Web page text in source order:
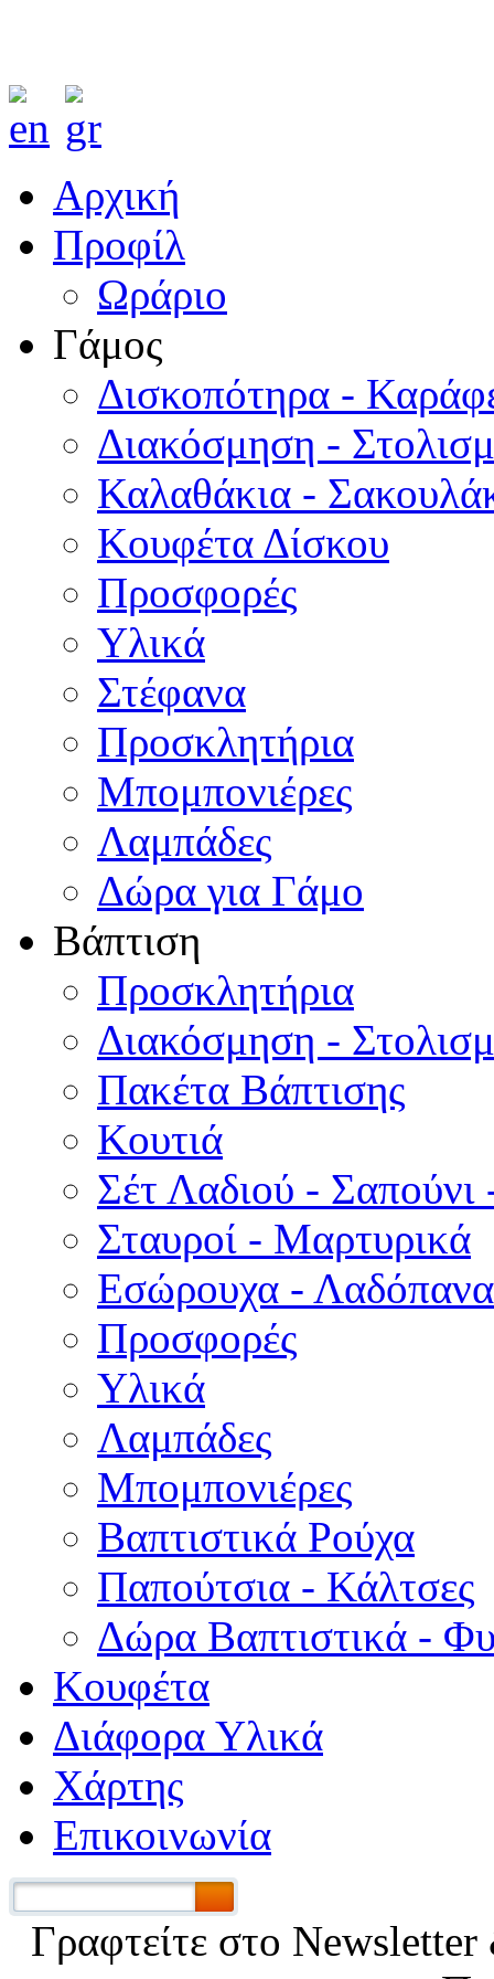
Αρχική
Προφίλ
Ωράριο
Γάμος
Δισκοπότηρα -
Διακόσμηση -
Καλαθάκια -
Κουφέτα Δίσκου
Προσφορές
Υλικά
Στέφανα
Προσκλητήρια
Μπομπονιέρες
Λαμπάδες
Δώρα για Γάμο
Βάπτιση
Προσκλητήρια
Διακόσμηση -
Πακέτα Βάπτισης
Κουτιά
Σέτ Λαδιού - Σαπούνι
Σταυροί - Μαρτυρικά
Εσώρουχα -
Προσφορές
Υλικά
Λαμπάδες
Μπομπονιέρες
Βαπτιστικά Ρούχα
Παπούτσια - Κάλτσες
Δώρα Βαπτιστικά -
Κουφέτα
Διάφορα Υλικά
Χάρτης
Επικοινωνία
Γραφτείτε στο Νewsletter